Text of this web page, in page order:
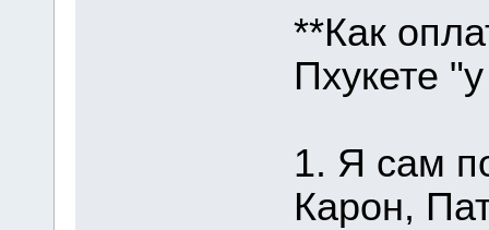
**Как
Пхукете
1. Я сам
Карон,